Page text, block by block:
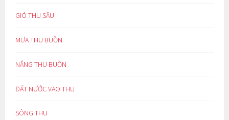
GIÓ THU SẦU
MƯA THU BUỒN
NẮNG THU BUỒN
ĐẤT NƯỚC VÀO THU
SÔNG THU